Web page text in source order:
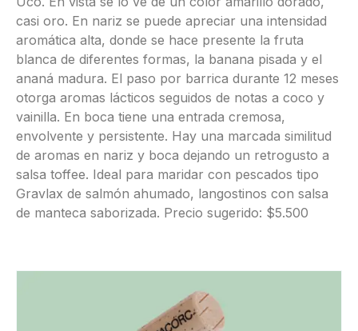
casi oro. En nariz se puede apreciar una intensidad
aromática alta, donde se hace presente la fruta
blanca de diferentes formas, la banana pisada y el
ananá madura. El paso por barrica durante 12 meses
otorga aromas lácticos seguidos de notas a coco y
vainilla. En boca tiene una entrada cremosa,
envolvente y persistente. Hay una marcada similitud
de aromas en nariz y boca dejando un retrogusto a
salsa toffee. Ideal para maridar con pescados tipo
Gravlax de salmón ahumado, langostinos con salsa
de manteca saborizada. Precio sugerido: $5.500